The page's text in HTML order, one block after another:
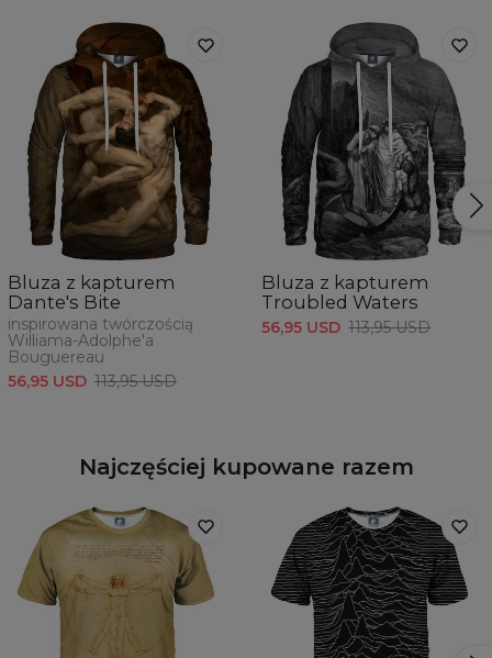
Bluza z kapturem
Dante's Bite
inspirowana twórczością
Williama-Adolphe'a
Bouguereau
56,95 USD 113,95 USD
Bluza z kapturem
Troubled Waters
56,95 USD 113,95 USD
Najczęściej kupowane razem